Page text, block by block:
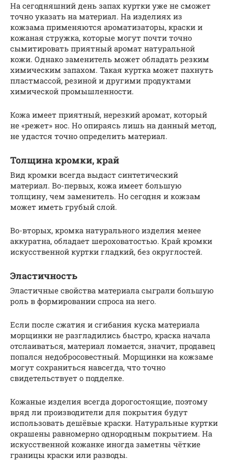
На сегодняшний день запах куртки уже не сможет
точно указать на материал. На изделиях из
кожзама применяются ароматизаторы, краски и
кожаная стружка, которые могут почти точно
сымитировать приятный аромат натуральной
кожи. Однако заменитель может обладать резким
химическим запахом. Такая куртка может пахнуть
пластмассой, резиной и другими продуктами
химической промышленности.
Кожа имеет приятный, нерезкий аромат, который
не «режет» нос. Но опираясь лишь на данный метод,
не удастся точно определить материал.
Толщина кромки, край
Вид кромки всегда выдаст синтетический
материал. Во-первых, кожа имеет большую
толщину, чем заменитель. Но сегодня и кожзам
может иметь грубый слой.
Во-вторых, кромка натурального изделия менее
аккуратна, обладает шероховатостью. Край кромки
искусственной куртки гладкий, без округлостей.
Эластичность
Эластичные свойства материала сыграли большую
роль в формировании спроса на него.
Если после сжатия и сгибания куска материала
морщинки не разгладились быстро, краска начала
отслаиваться, материал ломается, значит, продавец
попался недобросовестный. Морщинки на кожзаме
могут сохраниться навсегда, что точно
свидетельствует о подделке.
Кожаные изделия всегда дорогостоящие, поэтому
вряд ли производители для покрытия будут
использовать дешёвые краски. Натуральные куртки
окрашены равномерно однородным покрытием. На
искусственной кожанке иногда заметны чёткие
границы краски или разводы.